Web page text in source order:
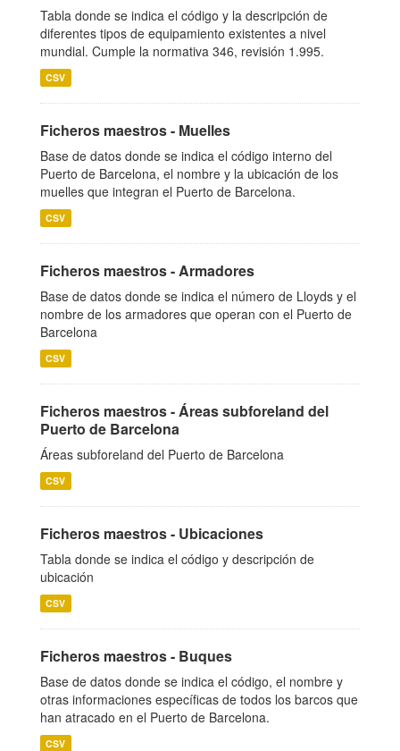
Tabla donde se indica el código y la descripción de
diferentes tipos de equipamiento existentes a nivel
mundial. Cumple la normativa 346, revisión 1.995.
CSV
Ficheros maestros - Muelles
Base de datos donde se indica el código interno del
Puerto de Barcelona, el nombre y la ubicación de los
muelles que integran el Puerto de Barcelona.
CSV
Ficheros maestros - Armadores
Base de datos donde se indica el número de Lloyds y el
nombre de los armadores que operan con el Puerto de
Barcelona
CSV
Ficheros maestros - Áreas subforeland del
Puerto de Barcelona
Áreas subforeland del Puerto de Barcelona
CSV
Ficheros maestros - Ubicaciones
Tabla donde se indica el código y descripción de
ubicación
CSV
Ficheros maestros - Buques
Base de datos donde se indica el código, el nombre y
otras informaciones específicas de todos los barcos que
han atracado en el Puerto de Barcelona.
CSV